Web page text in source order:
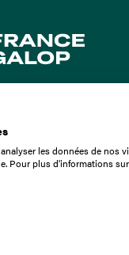
les données de nos
Pour plus d'informations